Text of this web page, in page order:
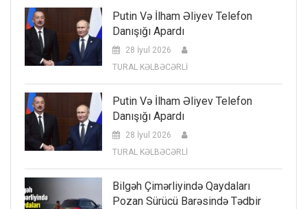
Putin Və İlham Əliyev Telefon
Danışığı Apardı
28 İyul 2026
TURAL KƏLBƏCƏRLİ
Putin Və İlham Əliyev Telefon
Danışığı Apardı
28 İyul 2026
TURAL KƏLBƏCƏRLİ
Bilgəh Çimərliyində Qaydaları
Pozan Sürücü Barəsində Tədbir